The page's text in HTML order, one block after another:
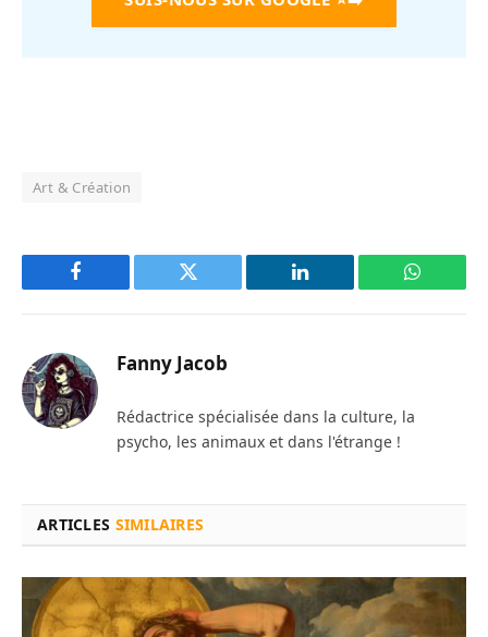
Art & Création
Facebook Twitter LinkedIn
Fanny Jacob
Rédactrice spécialisée dans la culture, la
psycho, les animaux et dans l'étrange !
ARTICLES SIMILAIRES